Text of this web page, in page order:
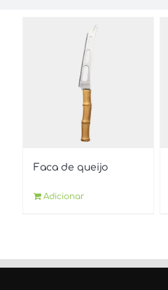
Faca de queijo
Adicionar